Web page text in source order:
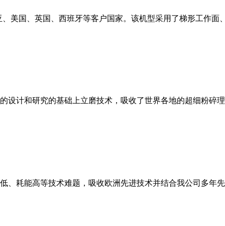
美国、英国、西班牙等客户国家。该机型采用了梯形工作
设计和研究的基础上立磨技术，吸收了世界各地的超细粉碎
、耗能高等技术难题，吸收欧洲先进技术并结合我公司多年